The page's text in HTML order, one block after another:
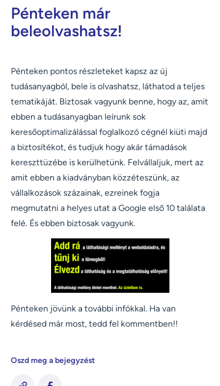
Pénteken már
beleolvashatsz!
Pénteken pontos részleteket kapsz az új
tudásanyagból, bele is olvashatsz, láthatod a teljes
tematikáját. Biztosak vagyunk benne, hogy az, amit
ebben a tudásanyagban leírunk sok
keresőoptimalizálással foglalkozó cégnél kiüti majd
a biztosítékot, és tudjuk hogy akár támadások
kereszttüzébe is kerülhetünk. Felvállaljuk, mert az
amit ebben a kiadványban közzéteszünk, az
vállalkozások százainak, ezreinek fogja
megmutatni a helyes utat a Google első 10 találata
felé. És ebben biztosak vagyunk.
Pénteken jövünk a további infókkal. Ha van
kérdésed már most, tedd fel kommentben!!
Oszd meg a bejegyzést